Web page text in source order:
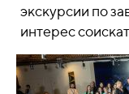
экскурсии по
интерес